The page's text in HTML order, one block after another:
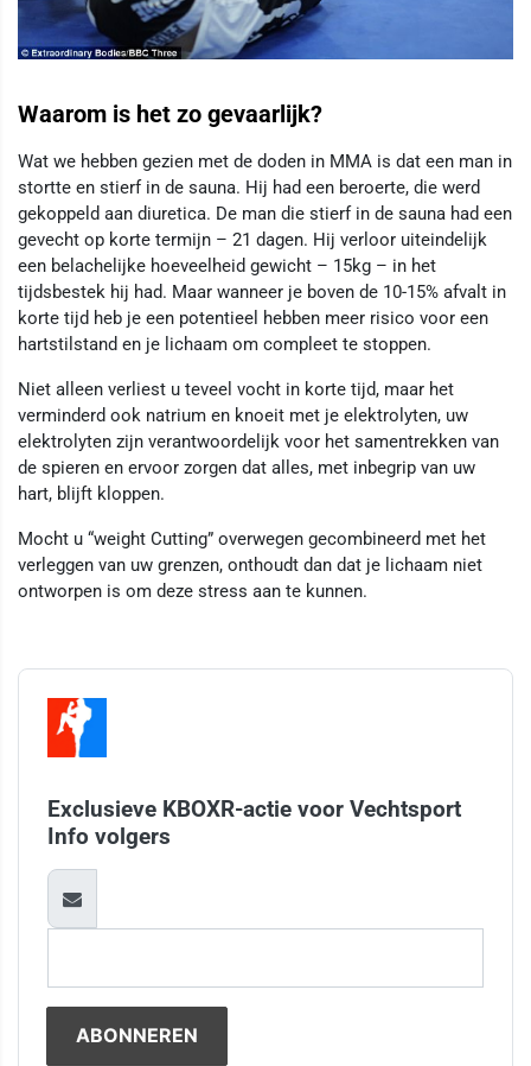
Waarom is het zo gevaarlijk?
Wat we hebben gezien met de doden in MMA is dat een man in
stortte en stierf in de sauna. Hij had een beroerte, die werd
gekoppeld aan diuretica. De man die stierf in de sauna had een
​​gevecht op korte termijn – 21 dagen. Hij verloor uiteindelijk
een belachelijke hoeveelheid gewicht – 15kg – in het
tijdsbestek hij had. Maar wanneer je boven de 10-15% afvalt in
korte tijd heb je een potentieel hebben meer risico voor een
hartstilstand en je lichaam om compleet te stoppen.
Niet alleen verliest u teveel vocht in korte tijd, maar het
verminderd ook natrium en knoeit met je elektrolyten, uw
elektrolyten zijn verantwoordelijk voor het samentrekken van
de spieren en ervoor zorgen dat alles, met inbegrip van uw
hart, blijft kloppen.
Mocht u “weight Cutting” overwegen gecombineerd met het
verleggen van uw grenzen, onthoudt dan dat je lichaam niet
ontworpen is om deze stress aan te kunnen.
Exclusieve KBOXR-actie voor Vechtsport
Info volgers